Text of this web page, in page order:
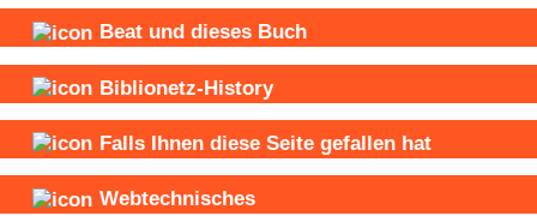
Beat und dieses Buch
Biblionetz-History
Falls Ihnen diese Seite gefallen hat
Webtechnisches